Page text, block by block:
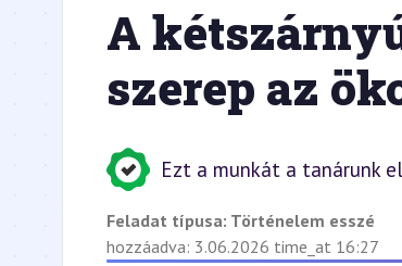
A
szerep az
Ezt a munkát a tanárunk
Feladat típusa: Történelem esszé
hozzáadva: 3.06.2026 time_at 16:27